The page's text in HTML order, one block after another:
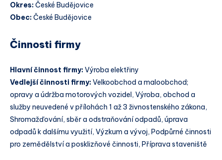
Okres:České Budějovice
Obec:České Budějovice
Činnosti firmy
Hlavní činnost firmy:Výroba elektřiny
Vedlejší činnosti firmy:Velkoobchod a maloobchod;
opravy a údržba motorových vozidel, Výroba, obchod a
služby neuvedené v přílohách 1 až 3 živnostenského zákona,
Shromažďování, sběr a odstraňování odpadů, úprava
odpadů k dalšímu využití, Výzkum a vývoj, Podpůrné činnosti
pro zemědělství a posklizňové činnosti, Příprava staveniště